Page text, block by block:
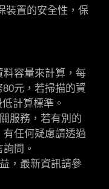
裝置的安全性，保
料容量來計算，每
元，若掃描的資
計算標準。
服務，若有別的
任何疑慮請透過
問。
，最新資訊請參